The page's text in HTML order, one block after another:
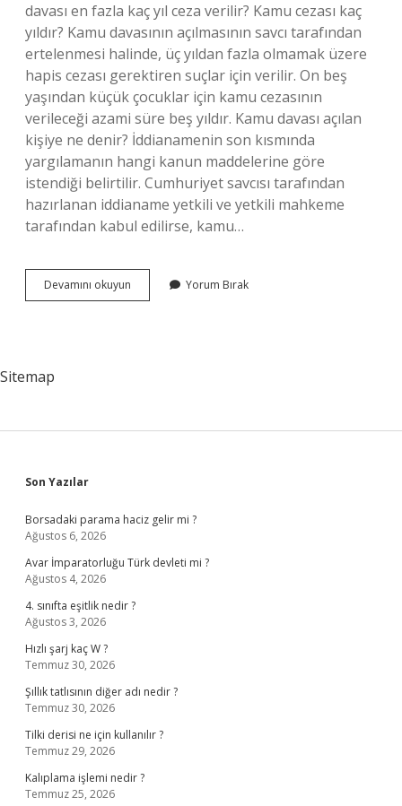
davası en fazla kaç yıl ceza verilir? Kamu cezası kaç
yıldır? Kamu davasının açılmasının savcı tarafından
ertelenmesi halinde, üç yıldan fazla olmamak üzere
hapis cezası gerektiren suçlar için verilir. On beş
yaşından küçük çocuklar için kamu cezasının
verileceği azami süre beş yıldır. Kamu davası açılan
kişiye ne denir? İddianamenin son kısmında
yargılamanın hangi kanun maddelerine göre
istendiği belirtilir. Cumhuriyet savcısı tarafından
hazırlanan iddianame yetkili ve yetkili mahkeme
tarafından kabul edilirse, kamu…
Devamını okuyun
Davası
Yorum Bırak
Sitemap
Sidebar
Son Yazılar
Borsadaki parama haciz gelir mi ?
Ağustos 6, 2026
Avar İmparatorluğu Türk devleti mi ?
Ağustos 4, 2026
4. sınıfta eşitlik nedir ?
Ağustos 3, 2026
Hızlı şarj kaç W ?
Temmuz 30, 2026
Şıllık tatlısının diğer adı nedir ?
Temmuz 30, 2026
Tilki derisi ne için kullanılır ?
Temmuz 29, 2026
Kalıplama işlemi nedir ?
Temmuz 25, 2026